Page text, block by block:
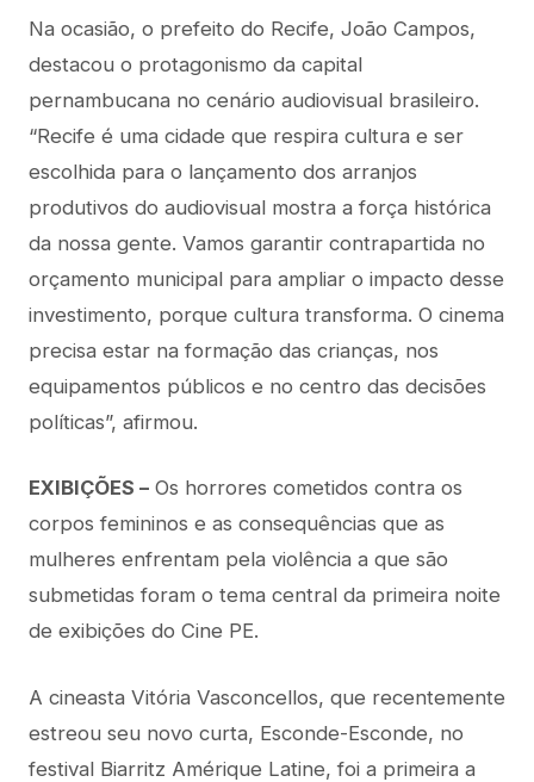
Na ocasião, o prefeito do Recife, João Campos,
destacou o protagonismo da capital
pernambucana no cenário audiovisual brasileiro.
“Recife é uma cidade que respira cultura e ser
escolhida para o lançamento dos arranjos
produtivos do audiovisual mostra a força histórica
da nossa gente. Vamos garantir contrapartida no
orçamento municipal para ampliar o impacto desse
investimento, porque cultura transforma. O cinema
precisa estar na formação das crianças, nos
equipamentos públicos e no centro das decisões
políticas”, afirmou.
EXIBIÇÕES – Os horrores cometidos contra os
corpos femininos e as consequências que as
mulheres enfrentam pela violência a que são
submetidas foram o tema central da primeira noite
de exibições do Cine PE.
A cineasta Vitória Vasconcellos, que recentemente
estreou seu novo curta, Esconde-Esconde, no
festival Biarritz Amérique Latine, foi a primeira a